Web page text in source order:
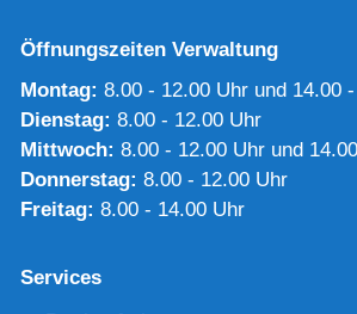
Öffnungszeiten Verwaltung
Montag: 8.00 - 12.00 Uhr und 14.00
Dienstag: 8.00 - 12.00 Uhr
Mittwoch: 8.00 - 12.00 Uhr und
Donnerstag: 8.00 - 12.00 Uhr
Freitag: 8.00 - 14.00 Uhr
Services